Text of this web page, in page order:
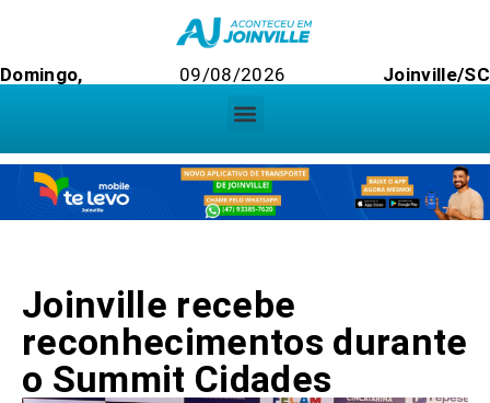
Domingo, 09/08/2026 Joinville/SC
Joinville recebe
reconhecimentos durante
o Summit Cidades